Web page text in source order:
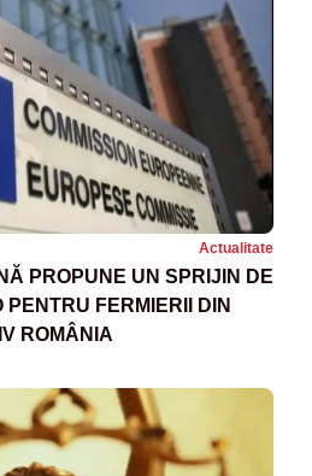
Actualitate
PROPUNE UN SPRIJIN DE
FERMIERII DIN
ROMÂNIA